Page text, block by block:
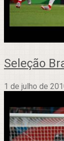
Seleção
1 de julho de